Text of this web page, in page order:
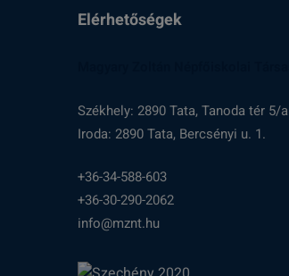
Elérhetőségek
Székhely: 2890 Tata, Tanoda tér 5/a
Iroda: 2890 Tata, Bercsényi u. 1.
+36-34-588-603
+36-30-290-2062
info@mznt.hu